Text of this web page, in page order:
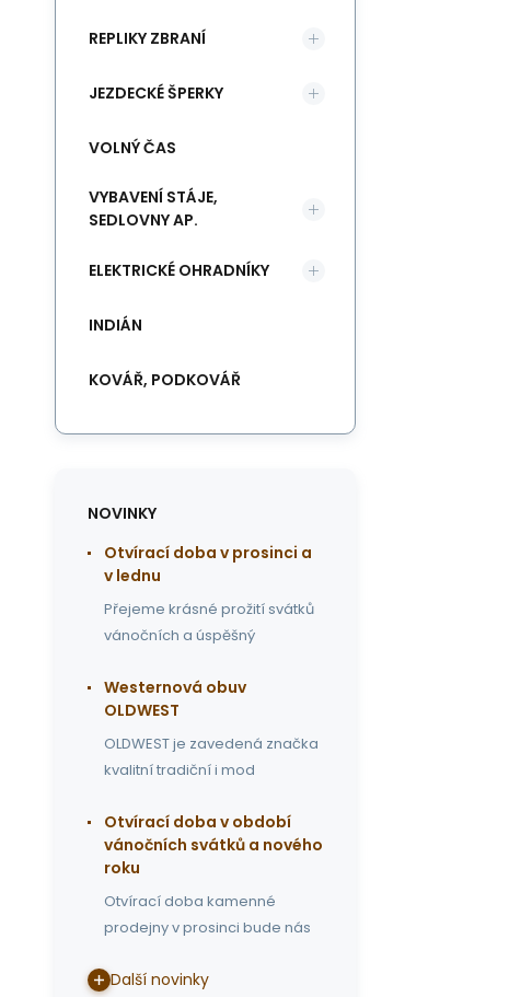
REPLIKY ZBRANÍ
JEZDECKÉ ŠPERKY
VOLNÝ ČAS
VYBAVENÍ STÁJE,
SEDLOVNY AP.
ELEKTRICKÉ OHRADNÍKY
INDIÁN
KOVÁŘ, PODKOVÁŘ
NOVINKY
Otvírací doba v prosinci a
v lednu
Přejeme krásné prožití svátků
vánočních a úspěšný
Westernová obuv
OLDWEST
OLDWEST je zavedená značka
kvalitní tradiční i mod
Otvírací doba v období
vánočních svátků a nového
roku
Otvírací doba kamenné
prodejny v prosinci bude nás
Další novinky